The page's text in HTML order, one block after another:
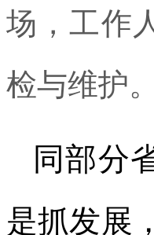
场，工作
检与维护
同部分
是抓发展